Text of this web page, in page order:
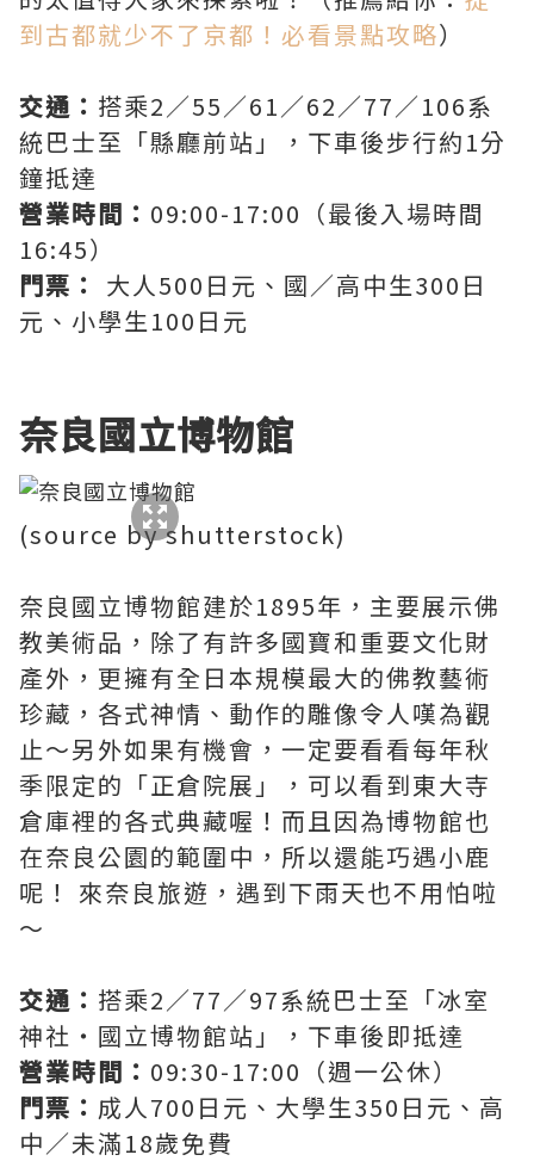
到古都就少不了京都！必看景點攻略）
交通： 搭乘2／55／61／62／77／106系
統巴士至「縣廳前站」，下車後步行約1分
鐘抵達
營業時間： 09:00-17:00（最後入場時間
16:45）
門票： 大人500日元、國／高中生300日
元、小學生100日元
奈良國立博物館
(source by shutterstock)
奈良國立博物館建於1895年，主要展示佛
教美術品，除了有許多國寶和重要文化財
產外，更擁有全日本規模最大的佛教藝術
珍藏，各式神情、動作的雕像令人嘆為觀
止～另外如果有機會，一定要看看每年秋
季限定的「正倉院展」，可以看到東大寺
倉庫裡的各式典藏喔！而且因為博物館也
在奈良公園的範圍中，所以還能巧遇小鹿
呢！ 來奈良旅遊，遇到下雨天也不用怕啦
～
交通： 搭乘2／77／97系統巴士至「冰室
神社・國立博物館站」，下車後即抵達
營業時間： 09:30-17:00（週一公休）
門票： 成人700日元、大學生350日元、高
中／未滿18歲免費